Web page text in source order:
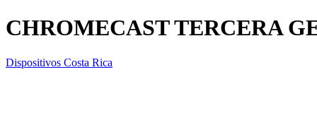
CHROMECAST TERCERA
Dispositivos Costa Rica